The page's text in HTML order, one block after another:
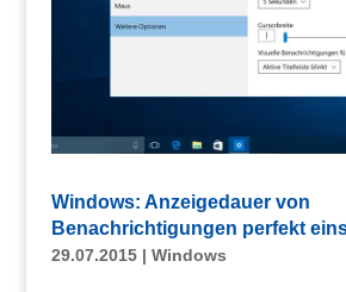
Windows: Anzeigedauer von
Benachrichtigungen perfekt
29.07.2015| Windows